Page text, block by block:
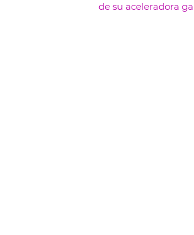
de su aceleradora